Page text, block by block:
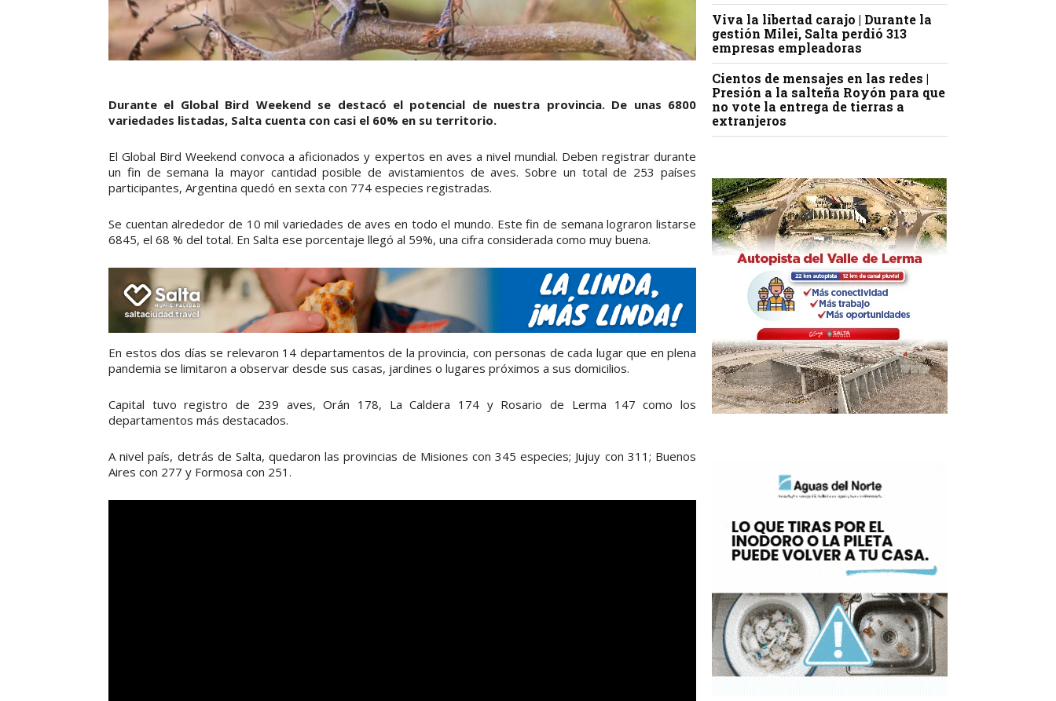
Durante el Global Bird Weekend se destacó el potencial de nuestra provincia. De unas 6800
variedades listadas, Salta cuenta con casi el 60% en su territorio.
El Global Bird Weekend convoca a aficionados y expertos en aves a nivel mundial. Deben registrar durante
un fin de semana la mayor cantidad posible de avistamientos de aves. Sobre un total de 253 países
participantes, Argentina quedó en sexta con 774 especies registradas.
Se cuentan alrededor de 10 mil variedades de aves en todo el mundo. Este fin de semana lograron listarse
6845, el 68 % del total. En Salta ese porcentaje llegó al 59%, una cifra considerada como muy buena.
En estos dos días se relevaron 14 departamentos de la provincia, con personas de cada lugar que en plena
pandemia se limitaron a observar desde sus casas, jardines o lugares próximos a sus domicilios.
Capital tuvo registro de 239 aves, Orán 178, La Caldera 174 y Rosario de Lerma 147 como los
departamentos más destacados.
A nivel país, detrás de Salta, quedaron las provincias de Misiones con 345 especies; Jujuy con 311; Buenos
Aires con 277 y Formosa con 251.
Viva la libertad carajo | Durante la
gestión Milei, Salta perdió 313
empresas empleadoras
Cientos de mensajes en las redes |
Presión a la salteña Royón para que
no vote la entrega de tierras a
extranjeros